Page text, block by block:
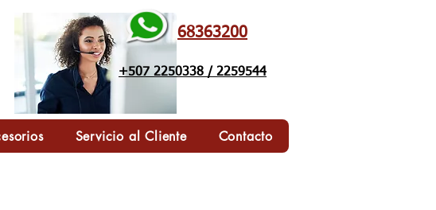
68363200
+507 2250338 / 2259544
Servicio al Cliente Contacto